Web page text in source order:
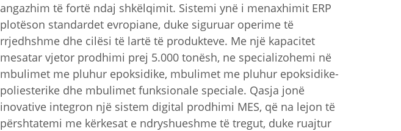
angazhim të fortë ndaj shkëlqimit. Sistemi ynë i menaxhimit ERP
plotëson standardet evropiane, duke siguruar operime të
rrjedhshme dhe cilësi të lartë të produkteve. Me një kapacitet
mesatar vjetor prodhimi prej 5.000 tonësh, ne specializohemi në
mbulimet me pluhur epoksidike, mbulimet me pluhur epoksidike-
poliesterike dhe mbulimet funksionale speciale. Qasja jonë
inovative integron një sistem digital prodhimi MES, që na lejon të
përshtatemi me kërkesat e ndryshueshme të tregut, duke ruajtur